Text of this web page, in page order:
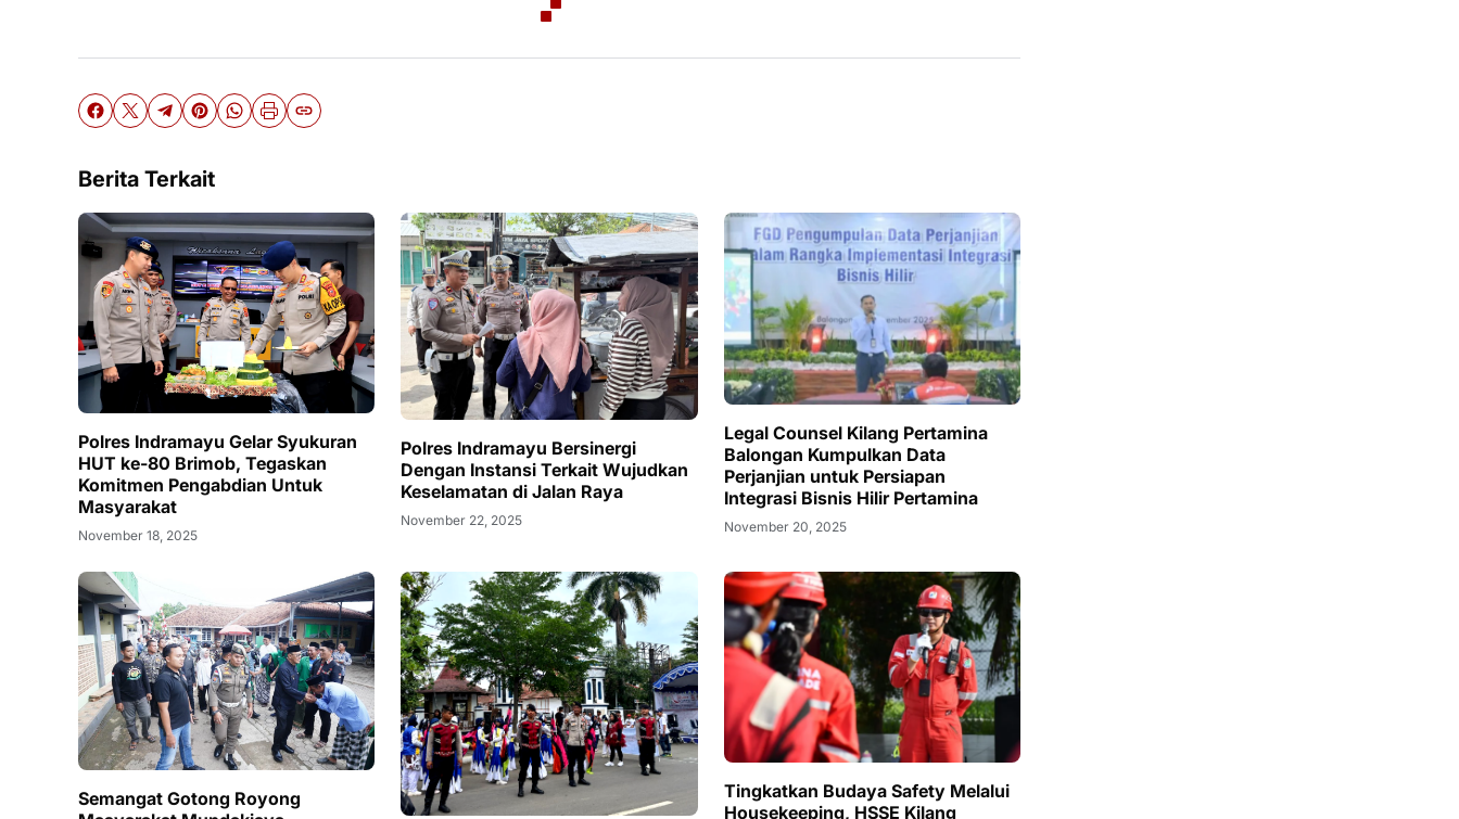
Berita Terkait
Polres Indramayu Gelar Syukuran
HUT ke-80 Brimob, Tegaskan
Komitmen Pengabdian Untuk
Masyarakat
November 18, 2025
Polres Indramayu Bersinergi
Dengan Instansi Terkait Wujudkan
Keselamatan di Jalan Raya
November 22, 2025
Legal Counsel Kilang Pertamina
Balongan Kumpulkan Data
Perjanjian untuk Persiapan
Integrasi Bisnis Hilir Pertamina
November 20, 2025
Semangat ‎Gotong Royong
Tingkatkan Budaya Safety Melalui
Housekeeping, HSSE Kilang